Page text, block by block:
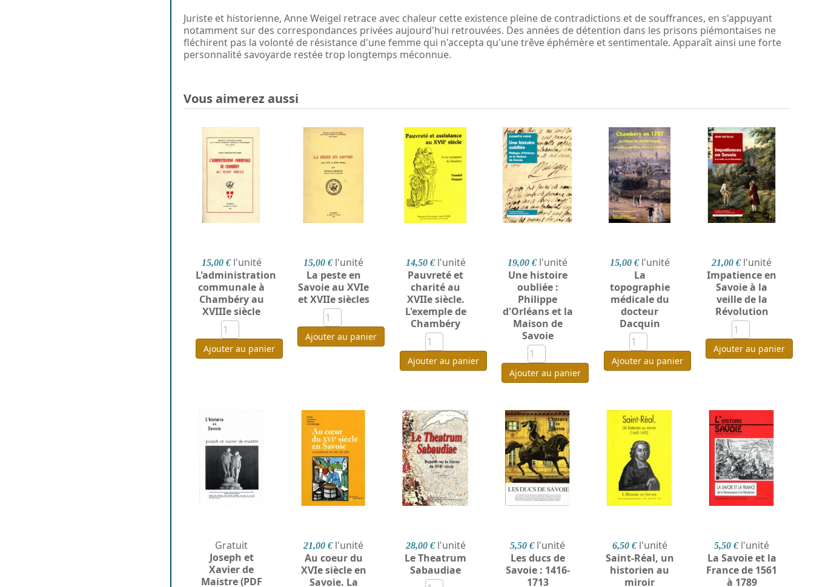
Juriste et historienne, Anne Weigel retrace avec chaleur cette existence pleine de contradictions et de souffrances, en s'appuyant
notamment sur des correspondances privées aujourd'hui retrouvées. Des années de détention dans les prisons piémontaises ne
fléchirent pas la volonté de résistance d'une femme qui n'accepta qu'une trêve éphémère et sentimentale. Apparaît ainsi une forte
personnalité savoyarde restée trop longtemps méconnue.
Vous aimerez aussi
15,00 € l'unité
L'administration
communale à
Chambéry au
XVIIIe siècle
Ajouter au panier
15,00 € l'unité
La peste en
Savoie au XVIe
et XVIIe siècles
Ajouter au panier
14,50 € l'unité
Pauvreté et
charité au
XVIIe siècle.
L'exemple de
Chambéry
Ajouter au panier
19,00 € l'unité
Une histoire
oubliée :
Philippe
d'Orléans et la
Maison de
Savoie
Ajouter au panier
15,00 € l'unité
La
topographie
médicale du
docteur
Dacquin
Ajouter au panier
21,00 € l'unité
Impatience en
Savoie à la
veille de la
Révolution
Ajouter au panier
Gratuit
Joseph et
Xavier de
Maistre (PDF
21,00 € l'unité
Au coeur du
XVIe siècle en
Savoie. La
28,00 € l'unité
Le Theatrum
Sabaudiae
5,50 € l'unité
Les ducs de
Savoie : 1416-
1713
6,50 € l'unité
Saint-Réal, un
historien au
miroir
5,50 € l'unité
La Savoie et la
France de 1561
à 1789